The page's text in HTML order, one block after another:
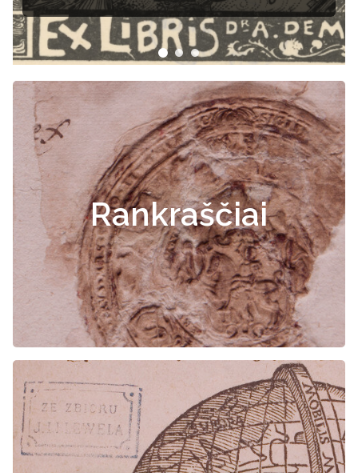
Rankraščiai